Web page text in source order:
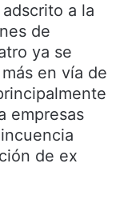
a la
de
ya se
en vía de
empresas
de ex